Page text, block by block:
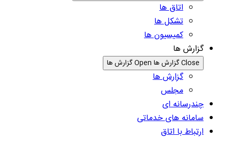
اتاق ها
تشکل ها
کمیسیون ها
گزارش ها
Close گزارش ها Open گزارش ها
گزارش ها
مجلس
چندرسانه ای
سامانه های خدماتی
ارتباط با اتاق